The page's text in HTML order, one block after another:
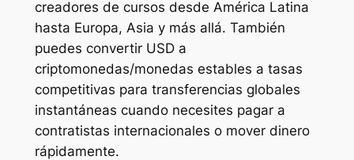
creadores de cursos desde América Latina
hasta Europa, Asia y más allá. También
puedes convertir USD a
criptomonedas/monedas estables a tasas
competitivas para transferencias globales
instantáneas cuando necesites pagar a
contratistas internacionales o mover dinero
rápidamente.